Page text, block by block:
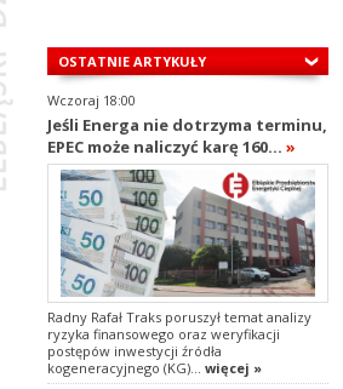
OSTATNIE ARTYKUŁY
Wczoraj 18:00
Jeśli Energa nie dotrzyma terminu,
EPEC może naliczyć karę 160... »
Radny Rafał Traks poruszył temat analizy
ryzyka finansowego oraz weryfikacji
postępów inwestycji źródła
kogeneracyjnego (KG)... więcej »